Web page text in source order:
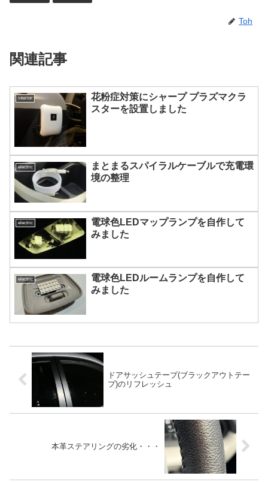
Toh
関連記事
interior
花粉症対策にシャープ プラズマクラ
スターを設置しました
electric
まとまるスパイラルケーブルで充電環
境の整理
electric
電球色LEDマップランプを自作して
みました
electric
電球色LEDルームランプを自作して
みました
ドアサッシュテープ(ブラックアウトテー
プ)のリフレッシュ
本革ステアリングの劣化・・・